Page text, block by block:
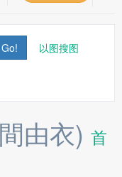
Go! 以图搜图
由衣) 首